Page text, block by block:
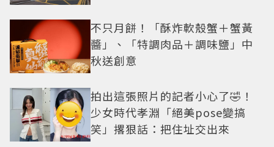
不只月餅！「酥炸軟殼蟹＋蟹黃
醬」、「特調肉品＋調味鹽」中
秋送創意
拍出這張照片的記者小心了🤣！
少女時代孝淵「絕美pose變搞
笑」撂狠話：把住址交出來